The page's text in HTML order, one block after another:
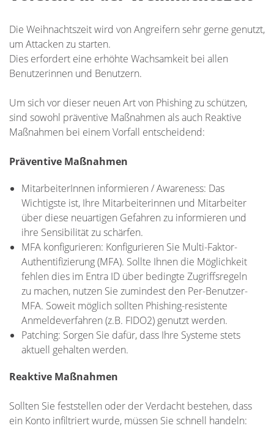
Die Weihnachtszeit wird von Angreifern sehr gerne genutzt,
um Attacken zu starten.
Dies erfordert eine erhöhte Wachsamkeit bei allen
Benutzerinnen und Benutzern.
Um sich vor dieser neuen Art von Phishing zu schützen,
sind sowohl präventive Maßnahmen als auch Reaktive
Maßnahmen bei einem Vorfall entscheidend:
Präventive Maßnahmen
MitarbeiterInnen informieren / Awareness: Das
Wichtigste ist, Ihre Mitarbeiterinnen und Mitarbeiter
über diese neuartigen Gefahren zu informieren und
ihre Sensibilität zu schärfen.
MFA konfigurieren: Konfigurieren Sie Multi-Faktor-
Authentifizierung (MFA). Sollte Ihnen die Möglichkeit
fehlen dies im Entra ID über bedingte Zugriffsregeln
zu machen, nutzen Sie zumindest den Per-Benutzer-
MFA. Soweit möglich sollten Phishing-resistente
Anmeldeverfahren (z.B. FIDO2) genutzt werden.
Patching: Sorgen Sie dafür, dass Ihre Systeme stets
aktuell gehalten werden.
Reaktive Maßnahmen
Sollten Sie feststellen oder der Verdacht bestehen, dass
ein Konto infiltriert wurde, müssen Sie schnell handeln: